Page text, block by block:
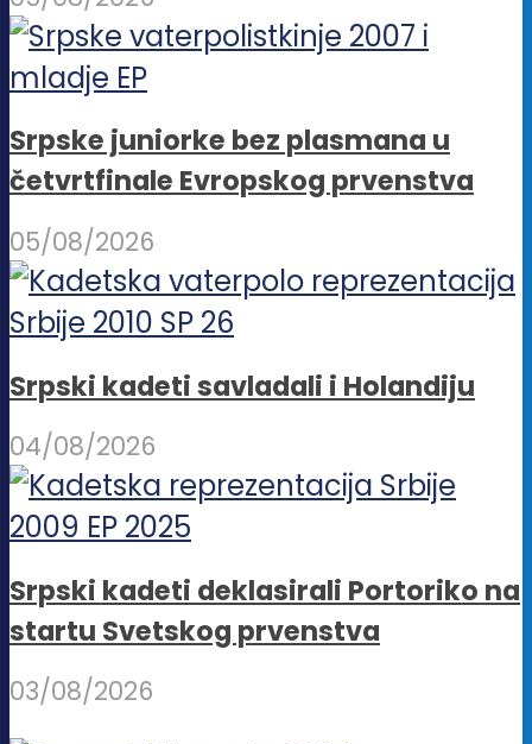
Srpske juniorke bez plasmana u
četvrtfinale Evropskog prvenstva
05/08/2026
Srpski kadeti savladali i Holandiju
04/08/2026
Srpski kadeti deklasirali Portoriko na
startu Svetskog prvenstva
03/08/2026